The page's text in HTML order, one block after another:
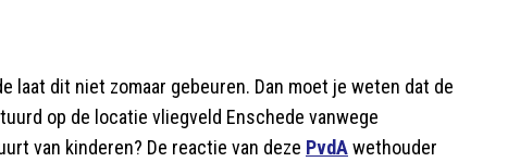
laat dit niet zomaar gebeuren. Dan moet je weten dat de
op de locatie vliegveld Enschede vanwege
van kinderen? De reactie van deze PvdAwethouder